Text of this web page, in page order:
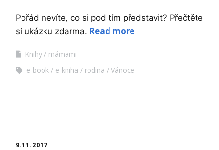
Pořád nevíte, co si pod tím představit? Přečtěte
si ukázku zdarma. Read more
Knihy
mámami
e-book
e-kniha rodina Vánoce
9.11.2017